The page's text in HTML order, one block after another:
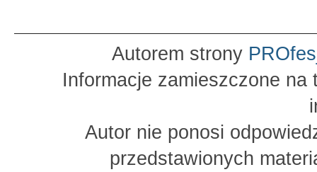
Autorem strony
Informacje zamieszczone
Autor nie ponosi
przedstawionych